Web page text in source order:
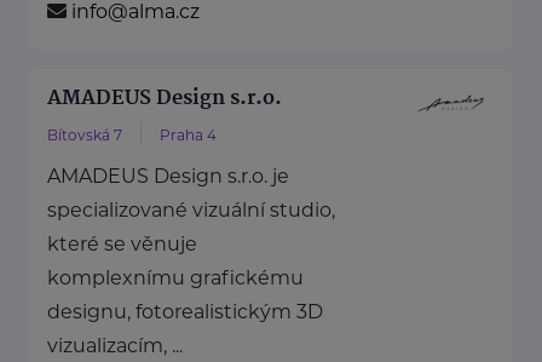
info@alma.cz
AMADEUS Design s.r.o.
Bítovská 7 Praha 4
AMADEUS Design s.r.o. je
specializované vizuální studio,
které se věnuje
komplexnímu grafickému
designu, fotorealistickým 3D
vizualizacím, ...